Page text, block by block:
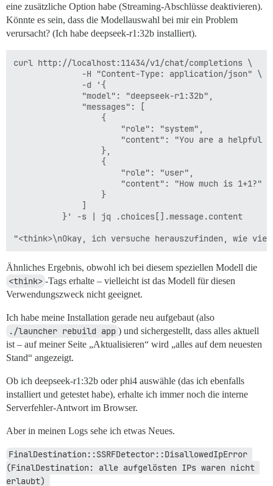
eine zusätzliche Option habe (Streaming-Abschlüsse deaktivieren).
Könnte es sein, dass die Modellauswahl bei mir ein Problem
verursacht? (Ich habe deepseek-r1:32b installiert).
curl http://localhost:11434/v1/chat/completions \
              -H "Content-Type: application/json" \
              -d '{
              "model": "deepseek-r1:32b",
              "messages": [
                  {
                      "role": "system",
"content": "You are a helpful
                  },
                  {
                      "role": "user",
                      "content": "How much is 1+1?"
                  }
              ]
          }' -s | jq .choices[].message.content
Ähnliches Ergebnis, obwohl ich bei diesem speziellen Modell die
<think> -Tags erhalte – vielleicht ist das Modell für diesen
Verwendungszweck nicht geeignet.
Ich habe meine Installation gerade neu aufgebaut (also
./launcher rebuild app ) und sichergestellt, dass alles aktuell
ist – auf meiner Seite „Aktualisieren“ wird „alles auf dem neuesten
Stand“ angezeigt.
Ob ich deepseek-r1:32b oder phi4 auswähle (das ich ebenfalls
installiert und getestet habe), erhalte ich immer noch die interne
Serverfehler-Antwort im Browser.
Aber in meinen Logs sehe ich etwas Neues.
FinalDestination::SSRFDetector::DisallowedIpError
(FinalDestination: alle aufgelösten IPs waren nicht
erlaubt)